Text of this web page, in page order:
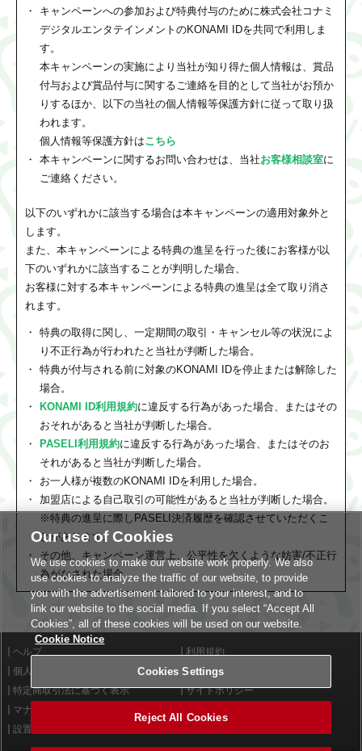
キャンペーンへの参加および特典付与のために株式会社コナミ
デジタルエンタテインメントのKONAMI IDを共同で利用しま
す。
本キャンペーンの実施により当社が知り得た個人情報は、賞品
付与および賞品付与に関するご連絡を目的として当社がお預か
りするほか、以下の当社の個人情報等保護方針に従って取り扱
われます。
個人情報等保護方針はこちら
本キャンペーンに関するお問い合わせは、当社お客様相談室に
ご連絡ください。
以下のいずれかに該当する場合は本キャンペーンの適用対象外と
します。
また、本キャンペーンによる特典の進呈を行った後にお客様が以
下のいずれかに該当することが判明した場合、
お客様に対する本キャンペーンによる特典の進呈は全て取り消さ
れます。
特典の取得に関し、一定期間の取引・キャンセル等の状況によ
り不正行為が行われたと当社が判断した場合。
特典が付与される前に対象のKONAMI IDを停止または解除した
場合。
KONAMI ID利用規約に違反する行為があった場合、またはその
おそれがあると当社が判断した場合。
PASELI利用規約に違反する行為があった場合、またはそのお
それがあると当社が判断した場合。
お一人様が複数のKONAMI IDを利用した場合。
加盟店による自己取引の可能性があると当社が判断した場合。
※特典の進呈に際しPASELI決済履歴を確認させていただくこ
とがあります。
その他、キャンペーン運営上、公平性を欠くような妨害/不正行
為がなされた場合
ヘルプ
利用規約
個人情報等保護方針
外部送信について
特定商取引法に基づく表示
サイトポリシー
マナー＆ルール
設置店舗検索
Our use of Cookies
We use cookies to make our website work properly. We also
use cookies to analyze the traffic of our website, to provide
you with the advertisement tailored to your interest, and to
link our website to the social media. If you select “Accept All
Cookies”, all of these cookies will be used on our website.
Cookie Notice
Cookies Settings
Reject All Cookies